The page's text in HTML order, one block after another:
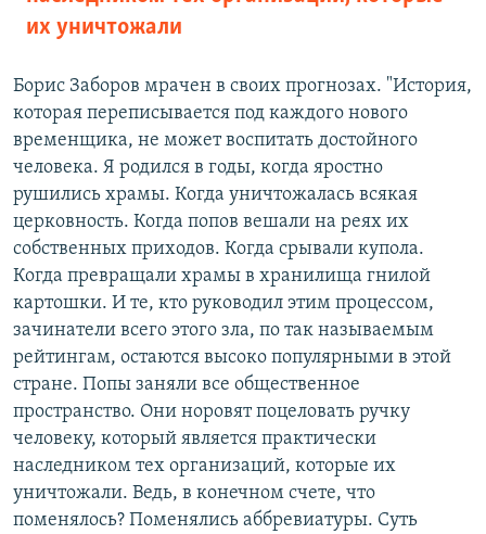
их уничтожали
Борис Заборов мрачен в своих прогнозах. "История,
которая переписывается под каждого нового
временщика, не может воспитать достойного
человека. Я родился в годы, когда яростно
рушились храмы. Когда уничтожалась всякая
церковность. Когда попов вешали на реях их
собственных приходов. Когда срывали купола.
Когда превращали храмы в хранилища гнилой
картошки. И те, кто руководил этим процессом,
зачинатели всего этого зла, по так называемым
рейтингам, остаются высоко популярными в этой
стране. Попы заняли все общественное
пространство. Они норовят поцеловать ручку
человеку, который является практически
наследником тех организаций, которые их
уничтожали. Ведь, в конечном счете, что
поменялось? Поменялись аббревиатуры. Суть